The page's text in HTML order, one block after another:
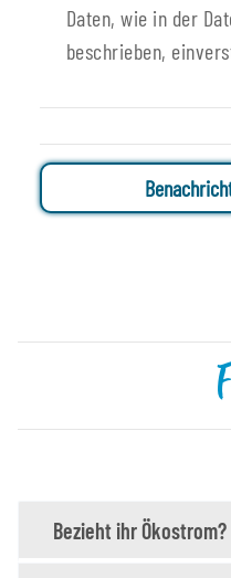
Daten, wie in der
beschrieben,
Bezieht ihr Ökostrom?